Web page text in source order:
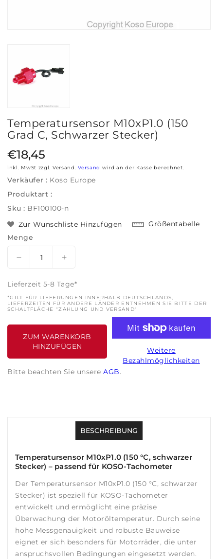
Temperatursensor M10xP1.0 (150
Grad C, Schwarzer Stecker)
Regulärer Preis
€18,45
inkl. MwSt zzgl. Versand.Versand wird an der Kasse berechnet.
Verkäufer : Koso Europe
Produktart :
Sku : BF100100-n
Zur Wunschliste Hinzufügen
Größentabelle
Menge
I18n Error: Missing interpolation value
Menge für Temperatursensor
Lieferzeit 5-8 Tage*
*GILT FÜR LIEFERUNGEN INNERHALB DEUTSCHLANDS,
LIEFERZEITEN FÜR ANDERE LÄNDER ENTNEHMEN SIE BITTE DER
SCHALTFLÄCHE "ZAHLUNG UND VERSAND"
ZUM WARENKORB
HINZUFÜGEN
Weitere
Bezahlmöglichkeiten
Bitte beachten Sie unsere AGB.
BESCHREIBUNG
Temperatursensor M10xP1.0 (150 °C, schwarzer
Stecker) – passend für KOSO-Tachometer
Der Temperatursensor M10xP1.0 (150 °C, schwarzer
Stecker) ist speziell für KOSO-Tachometer
entwickelt und ermöglicht eine präzise
Überwachung der Motoröltemperatur. Durch seine
hohe Messgenauigkeit und robuste Bauweise
eignet er sich besonders für Motorräder, die unter
anspruchsvollen Bedingungen eingesetzt werden.